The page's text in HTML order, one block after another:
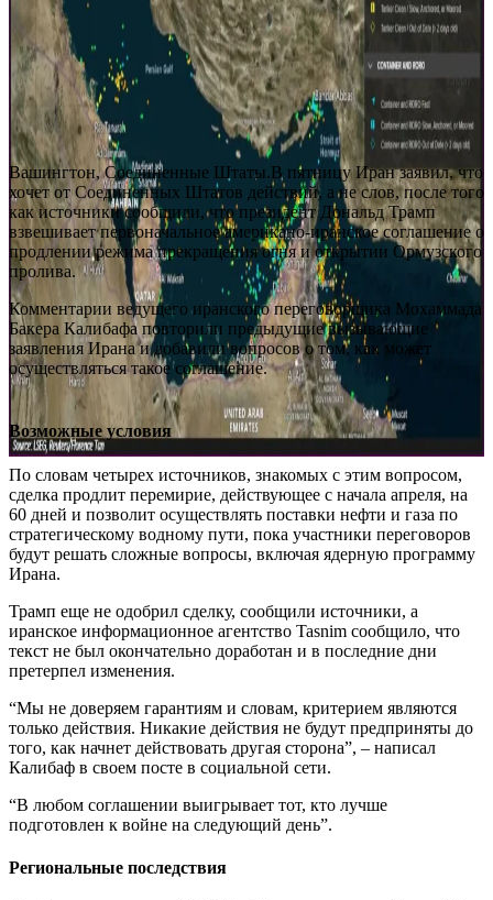
Вашингтон, Соединенные Штаты.В пятницу Иран заявил, что
хочет от Соединенных Штатов действий, а не слов, после того
как источники сообщили, что президент Дональд Трамп
взвешивает первоначальное американо-иранское соглашение о
продлении режима прекращения огня и открытии Ормузского
пролива.
Комментарии ведущего иранского переговорщика Мохаммада
Бакера Калибафа повторили предыдущие вызывающие
заявления Ирана и добавили вопросов о том, как может
осуществляться такое соглашение.
Возможные условия
По словам четырех источников, знакомых с этим вопросом,
сделка продлит перемирие, действующее с начала апреля, на
60 дней и позволит осуществлять поставки нефти и газа по
стратегическому водному пути, пока участники переговоров
будут решать сложные вопросы, включая ядерную программу
Ирана.
Трамп еще не одобрил сделку, сообщили источники, а
иранское информационное агентство Tasnim сообщило, что
текст не был окончательно доработан и в последние дни
претерпел изменения.
“Мы не доверяем гарантиям и словам, критерием являются
только действия. Никакие действия не будут предприняты до
того, как начнет действовать другая сторона”, – написал
Калибаф в своем посте в социальной сети.
“В любом соглашении выигрывает тот, кто лучше
подготовлен к войне на следующий день”.
Региональные последствия